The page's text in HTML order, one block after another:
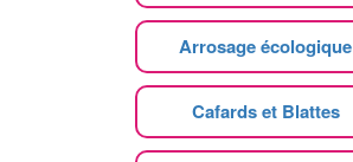
Arrosage écologique
Cafards et Blattes